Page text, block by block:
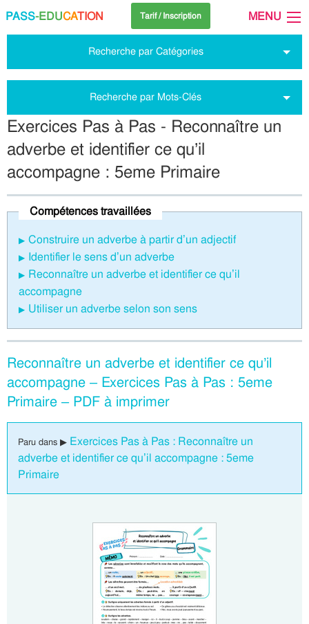
PASS-EDUCATION Tarif / Inscription MENU
Recherche par Catégories
Recherche par Mots-Clés
Exercices Pas à Pas - Reconnaître un
adverbe et identifier ce qu’il
accompagne : 5eme Primaire
Compétences travaillées
Construire un adverbe à partir d’un adjectif
Identifier le sens d’un adverbe
Reconnaître un adverbe et identifier ce qu’il
accompagne
Utiliser un adverbe selon son sens
Reconnaître un adverbe et identifier ce qu’il
accompagne – Exercices Pas à Pas : 5eme
Primaire – PDF à imprimer
Paru dans ▶ Exercices Pas à Pas : Reconnaître un
adverbe et identifier ce qu’il accompagne : 5eme
Primaire